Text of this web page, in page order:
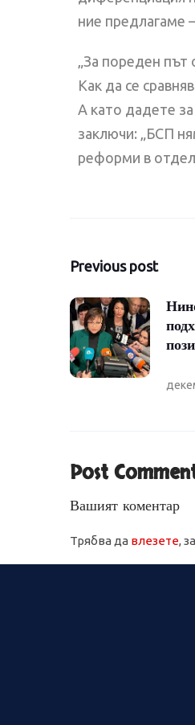
ние предлагаме
„За пореден
Как да се
А като дадете
заключи: „БСП
реформи в
Навигация
Previous post
Post
Вашият коментар
Трябва да влезете,